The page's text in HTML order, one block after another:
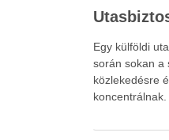
Egy külföldi
során sokan a
közlekedésre
koncentrálnak.